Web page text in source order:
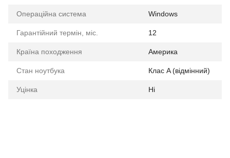
Операційна система Windows
Гарантійний термін, міс. 12
Країна походження Америка
Стан ноутбука Клас A (відмінний)
Уцінка Ні